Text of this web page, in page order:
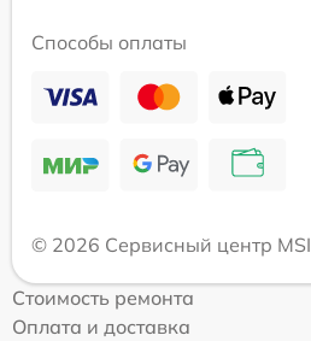
Способы оплаты
© 2026 Сервисный центр MSI
Стоимость ремонта
Оплата и доставка